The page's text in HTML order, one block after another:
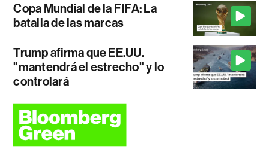
Copa Mundial de la FIFA: La
batalla de las marcas
Trump afirma que EE.UU.
"mantendrá el estrecho" y lo
controlará